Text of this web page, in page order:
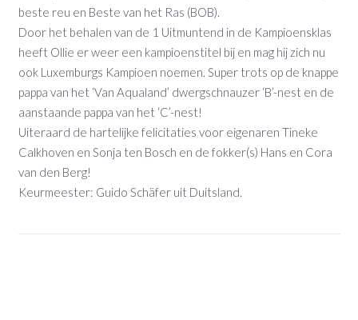
beste reu en Beste van het Ras (BOB).
Door het behalen van de 1 Uitmuntend in de Kampioensklas
heeft Ollie er weer een kampioenstitel bij en mag hij zich nu
ook Luxemburgs Kampioen noemen. Super trots op de knappe
pappa van het ‘Van Aqualand’ dwergschnauzer ‘B’-nest en de
aanstaande pappa van het ‘C’-nest!
Uiteraard de hartelijke felicitaties voor eigenaren Tineke
Calkhoven en Sonja ten Bosch en de fokker(s) Hans en Cora
van den Berg!
Keurmeester: Guido Schäfer uit Duitsland.